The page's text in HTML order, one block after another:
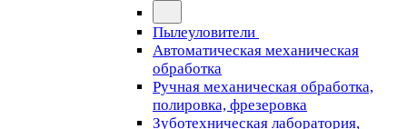
Пылеуловители
Автоматическая механическая
обработка
Ручная механическая обработка,
полировка, фрезеровка
Зуботехническая лаборатория,